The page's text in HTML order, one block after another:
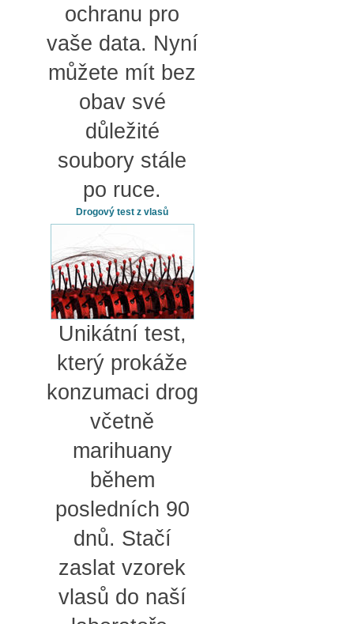
ochranu pro
vaše data. Nyní
můžete mít bez
obav své
důležité
soubory stále
po ruce.
Drogový test z vlasů
Unikátní test,
který prokáže
konzumaci drog
včetně
marihuany
během
posledních 90
dnů. Stačí
zaslat vzorek
vlasů do naší